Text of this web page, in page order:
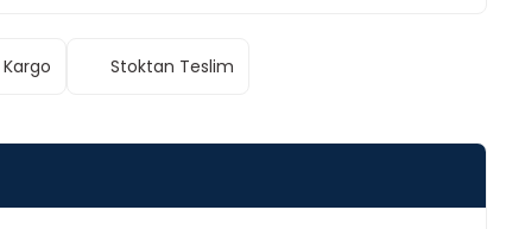
Kargo Stoktan Teslim